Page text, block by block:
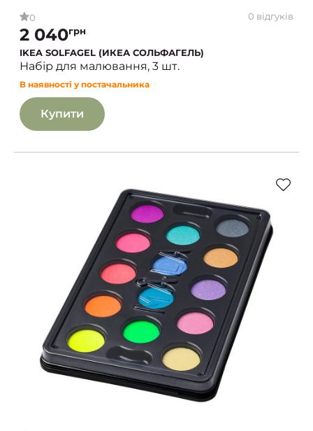
0 0 відгуків
2 040грн
IKEA SOLFAGEL (ИКЕА СОЛЬФАГЕЛЬ)
Набір для малювання, 3 шт.
В наявності у постачальника
Купити